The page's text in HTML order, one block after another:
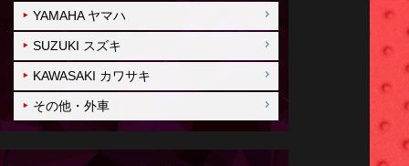
YAMAHA ヤマハ
SUZUKI スズキ
KAWASAKI カワサキ
その他・外車